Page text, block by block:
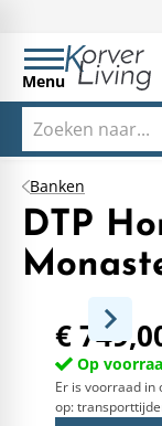
Menu
Banken
DTP
€
Op
Er is voorraad
op: